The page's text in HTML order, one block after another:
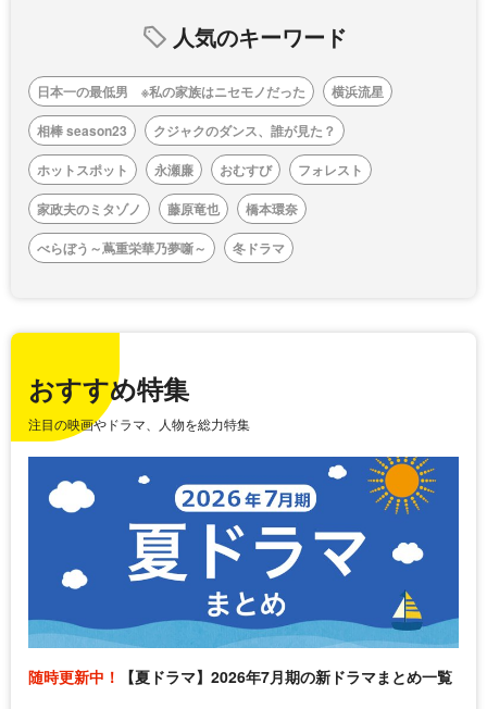
人気のキーワード
日本一の最低男 ※私の家族はニセモノだった
横浜流星
相棒 season23
クジャクのダンス、誰が見た？
ホットスポット
永瀬廉 おむすび
フォレスト
家政夫のミタゾノ
藤原竜也
橋本環奈
べらぼう～蔦重栄華乃夢噺～
冬ドラマ
おすすめ特集
注目の映画やドラマ、人物を総力特集
随時更新中！ 【夏ドラマ】2026年7月期の新ドラマまとめ一覧